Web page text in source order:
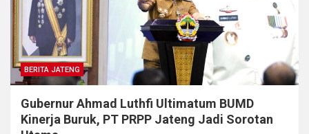
BERITA JATENG
Gubernur Ahmad Luthfi Ultimatum BUMD
Kinerja Buruk, PT PRPP Jateng Jadi Sorotan